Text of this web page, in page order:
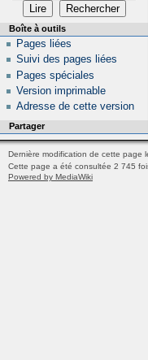
Boîte à outils
Pages liées
Suivi des pages liées
Pages spéciales
Version imprimable
Adresse de cette version
Partager
Dernière modification de cette page
Cette page a été consultée 2 745
Powered by MediaWiki